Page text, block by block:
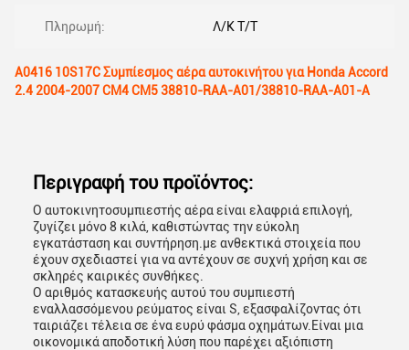
Πληρωμή: Λ/Κ Τ/Τ
Α0416 10S17C Συμπίεσμος αέρα αυτοκινήτου για Honda Accord
2.4 2004-2007 CM4 CM5 38810-RAA-A01/38810-RAA-A01-A
Περιγραφή του προϊόντος:
Ο αυτοκινητοσυμπιεστής αέρα είναι ελαφριά επιλογή,
ζυγίζει μόνο 8 κιλά, καθιστώντας την εύκολη
εγκατάσταση και συντήρηση.με ανθεκτικά στοιχεία που
έχουν σχεδιαστεί για να αντέχουν σε συχνή χρήση και σε
σκληρές καιρικές συνθήκες.
Ο αριθμός κατασκευής αυτού του συμπιεστή
εναλλασσόμενου ρεύματος είναι S, εξασφαλίζοντας ότι
ταιριάζει τέλεια σε ένα ευρύ φάσμα οχημάτων.Είναι μια
οικονομικά αποδοτική λύση που παρέχει αξιόπιστη